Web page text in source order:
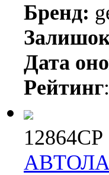
Бренд:
Дата
Рейтинг:
12864CP